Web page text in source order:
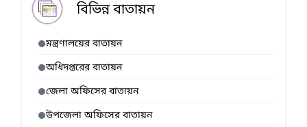
বিভিন্ন বাতায়ন
মন্ত্রণালয়ের বাতায়ন
অধিদপ্তরের বাতায়ন
জেলা অফিসের বাতায়ন
উপজেলা অফিসের বাতায়ন